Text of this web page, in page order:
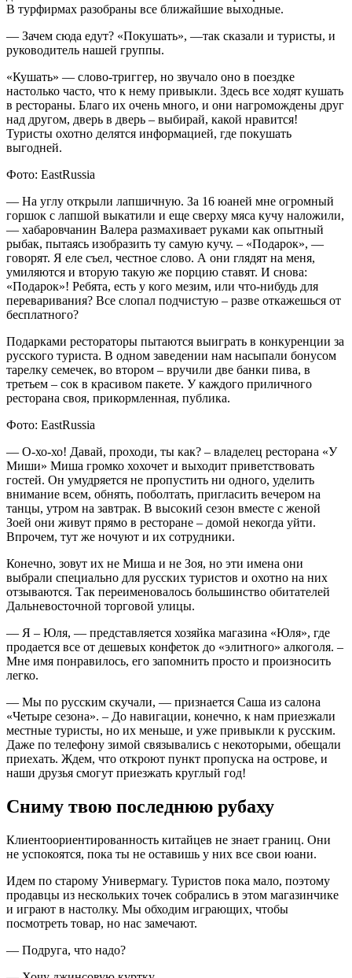
В турфирмах разобраны все ближайшие выходные.
— Зачем сюда едут? «Покушать», —так сказали и туристы, и
руководитель нашей группы.
«Кушать» — слово-триггер, но звучало оно в поездке
настолько часто, что к нему привыкли. Здесь все ходят кушать
в рестораны. Благо их очень много, и они нагромождены друг
над другом, дверь в дверь – выбирай, какой нравится!
Туристы охотно делятся информацией, где покушать
выгодней.
Фото: EastRussia
— На углу открыли лапшичную. За 16 юаней мне огромный
горшок с лапшой выкатили и еще сверху мяса кучу наложили,
— хабаровчанин Валера размахивает руками как опытный
рыбак, пытаясь изобразить ту самую кучу. – «Подарок», —
говорят. Я еле съел, честное слово. А они глядят на меня,
умиляются и вторую такую же порцию ставят. И снова:
«Подарок»! Ребята, есть у кого мезим, или что-нибудь для
переваривания? Все слопал подчистую – разве откажешься от
бесплатного?
Подарками рестораторы пытаются выиграть в конкуренции за
русского туриста. В одном заведении нам насыпали бонусом
тарелку семечек, во втором – вручили две банки пива, в
третьем – сок в красивом пакете. У каждого приличного
ресторана своя, прикормленная, публика.
Фото: EastRussia
— О-хо-хо! Давай, проходи, ты как? – владелец ресторана «У
Миши» Миша громко хохочет и выходит приветствовать
гостей. Он умудряется не пропустить ни одного, уделить
внимание всем, обнять, поболтать, пригласить вечером на
танцы, утром на завтрак. В высокий сезон вместе с женой
Зоей они живут прямо в ресторане – домой некогда уйти.
Впрочем, тут же ночуют и их сотрудники.
Конечно, зовут их не Миша и не Зоя, но эти имена они
выбрали специально для русских туристов и охотно на них
отзываются. Так переименовалось большинство обитателей
Дальневосточной торговой улицы.
— Я – Юля, — представляется хозяйка магазина «Юля», где
продается все от дешевых конфеток до «элитного» алкоголя. –
Мне имя понравилось, его запомнить просто и произносить
легко.
— Мы по русским скучали, — признается Саша из салона
«Четыре сезона». – До навигации, конечно, к нам приезжали
местные туристы, но их меньше, и уже привыкли к русским.
Даже по телефону зимой связывались с некоторыми, обещали
приехать. Ждем, что откроют пункт пропуска на острове, и
наши друзья смогут приезжать круглый год!
Сниму твою последнюю рубаху
Клиентоориентированность китайцев не знает границ. Они
не успокоятся, пока ты не оставишь у них все свои юани.
Идем по старому Универмагу. Туристов пока мало, поэтому
продавцы из нескольких точек собрались в этом магазинчике
и играют в настолку. Мы обходим играющих, чтобы
посмотреть товар, но нас замечают.
— Подруга, что надо?